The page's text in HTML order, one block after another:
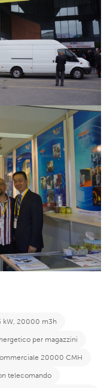
kW, 20000 m3h
per magazzini
20000 CMH
telecomando